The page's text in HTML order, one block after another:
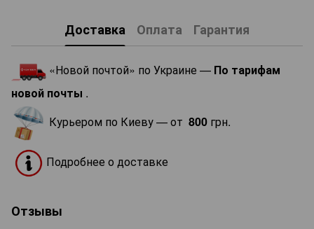
Доставка Оплата Гарантия
«Новой почтой» по Украине — По тарифам
новой почты .
Курьером по Киеву — от 800 грн.
Подробнее о доставке
Отзывы